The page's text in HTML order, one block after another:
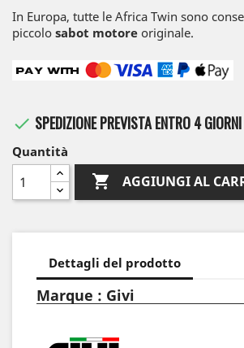
In Europa, tutte le Africa Twin sono
piccolo sabot motore originale.
 SPEDIZIONE PREVISTA ENTRO 4 GIORNI
Quantità
 AGGIUNGI AL
Dettagli del prodotto
Marque : Givi